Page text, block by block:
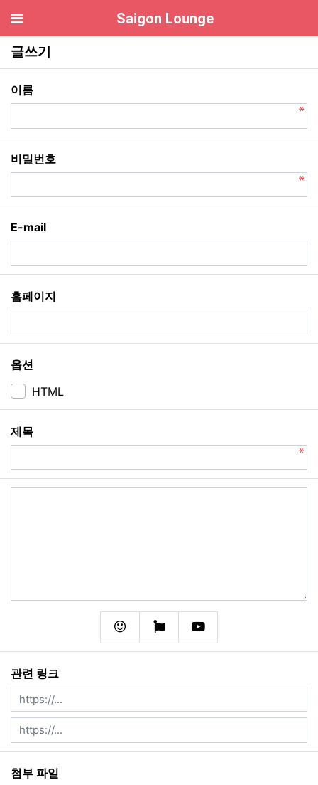
Saigon Lounge
1:1상담 글쓰기
글쓰기
이름필수
비밀번호
E-mail
홈페이지
옵션
HTML
제목필수
이모티콘폰트어썸동영상
관련 링크
첨부 파일